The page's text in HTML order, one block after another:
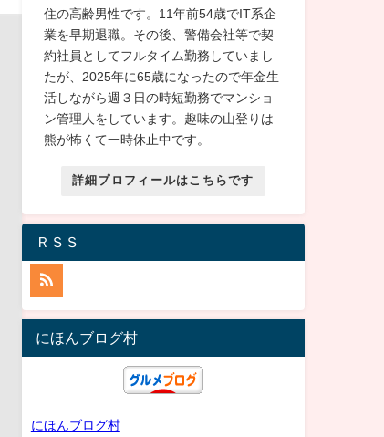
住の高齢男性です。11年前54歳でIT系企
業を早期退職。その後、警備会社等で契
約社員としてフルタイム勤務していまし
たが、2025年に65歳になったので年金生
活しながら週３日の時短勤務でマンショ
ン管理人をしています。趣味の山登りは
熊が怖くて一時休止中です。
詳細プロフィールはこちらです
ＲＳＳ
にほんブログ村
にほんブログ村